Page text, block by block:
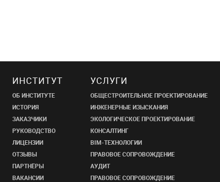
ИНСТИТУТ
ОБ ИНСТИТУТЕ
ИСТОРИЯ
ЗАКАЗЧИКИ
РУКОВОДСТВО
ЛИЦЕНЗИИ
ОТЗЫВЫ
ПАРТНЁРЫ
ВАКАНСИИ
УСЛУГИ
ОБЩЕСТРОИТЕЛЬНОЕ ПРОЕКТИРОВАНИЕ
ИНЖЕНЕРНЫЕ ИЗЫСКАНИЯ
ЭКОЛОГИЧЕСКОЕ ПРОЕКТИРОВАНИЕ
КОНСАЛТИНГ
BIM-ТЕХНОЛОГИИ
ПРАВОВОЕ СОПРОВОЖДЕНИЕ
АУДИТ
ПРАВОВОЕ СОПРОВОЖДЕНИЕ